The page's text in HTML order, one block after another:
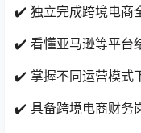
✔️ 独立完成跨境电商
✔️ 看懂亚马逊等平台
✔️ 掌握不同运营模式
✔️ 具备跨境电商财务